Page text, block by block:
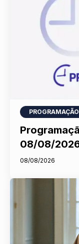
08/08/
08/08/2026